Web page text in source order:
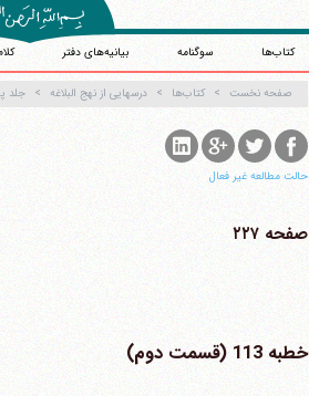
کتاب‌ها سوگنامه بیانیه‌های دفتر
صفحه نخست کتاب‌ها درسهایی از نهج البلاغه جلد
حالت مطالعه غیر فعال
صفحه ۲۲۷
خطبه 113 (قسمت دوم)